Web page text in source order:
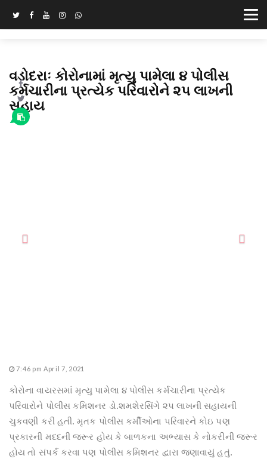
વડોદરાઃ કોરોનામાં મૃત્યુ પામેલા ૪ પોલીસ
કર્મચારીના પ્રત્યેક પરિવારોને ૨૫ લાખની
સહાય
Previous
7:46 pm April 7, 2021
કોરોના વાયરસમાં મૃત્યુ પામેલા ૪ પોલીસ કર્મચારીના પ્રત્યેક
પરિવારોને પોલીસ કમિશનર ડો.શમશેરસિંગે ૨૫ લાખની સહાયની
ચુકવણી કરી હતી. મૃતક પોલીસ કર્મીઓના પરિવારને કોઇ પણ
પ્રકારની મદદની જરૂર હોય કે બાળકના અભ્યાસ કે નોકરીની જરૂર
હોય તો સંપર્ક કરવા પણ પોલીસ કમિશનર દ્વારા જણાવાયું હતું.